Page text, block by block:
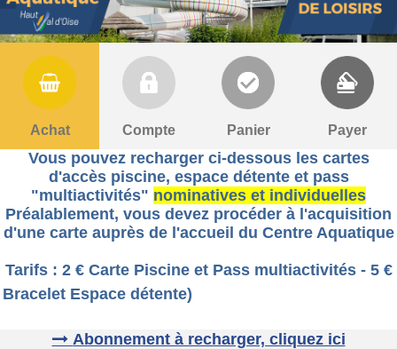
Achat Compte Panier Payer
Vous pouvez recharger ci-dessous les cartes
d'accès piscine, espace détente et pass
"multiactivités" nominatives et individuelles
Préalablement, vous devez procéder à l'acquisition
d'une carte auprès de l'accueil du Centre Aquatique
Tarifs : 2 € Carte Piscine et Pass multiactivités - 5 €
Bracelet Espace détente)
Abonnement à recharger, cliquez ici